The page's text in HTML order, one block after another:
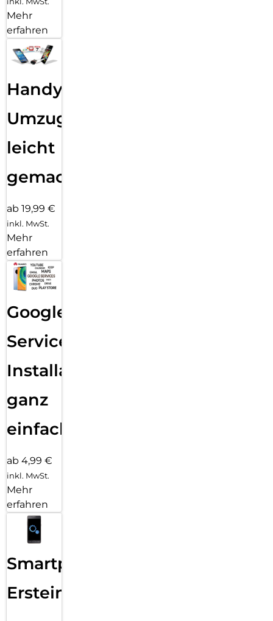
Mehr
erfahren
Handy
Umzug
leicht
gemacht!
ab 19,99 €
inkl. MwSt.
Mehr
erfahren
Google
Services
Installation
ganz
einfach
ab 4,99 €
inkl. MwSt.
Mehr
erfahren
Smartphone
Ersteinrichtung